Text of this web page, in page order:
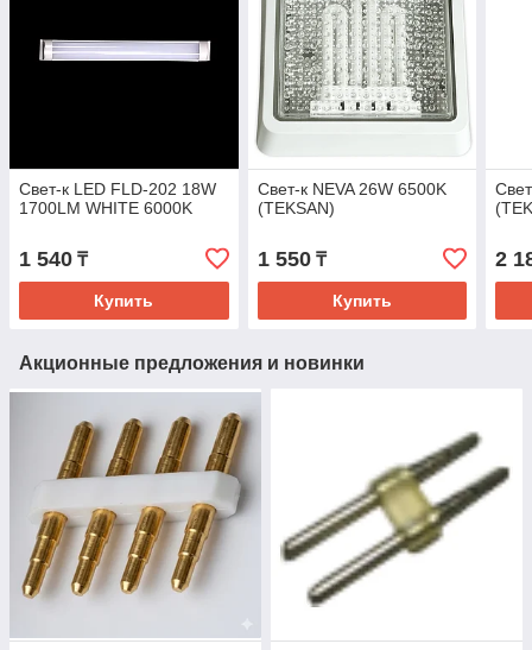
Свет-к LED FLD-202 18W
1700LM WHITE 6000K
1 540 ₸
Купить
Свет-к NEVA 26W 6500K
(TEKSAN)
1 550₸
Купить
2
Акционные предложения и новинки